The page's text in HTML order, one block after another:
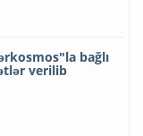
bağlı
verilib